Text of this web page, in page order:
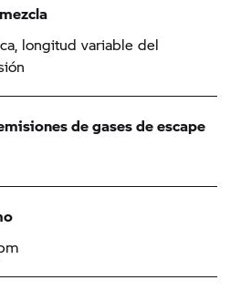
longitud variable del
de gases de escape